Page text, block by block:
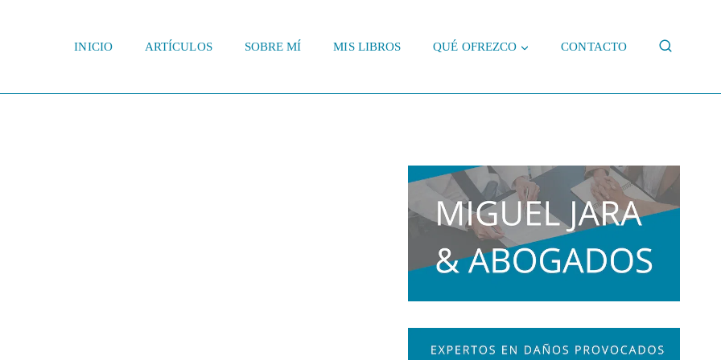
INICIO ARTÍCULOS SOBRE MÍ MIS LIBROS QUÉ OFREZCO CONTACTO